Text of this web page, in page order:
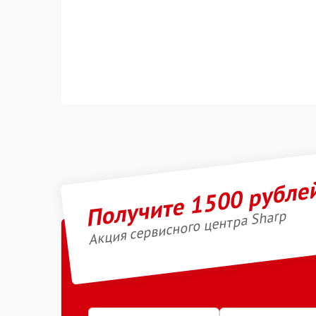
Получите 1500
Акция сервисного центра Sharp